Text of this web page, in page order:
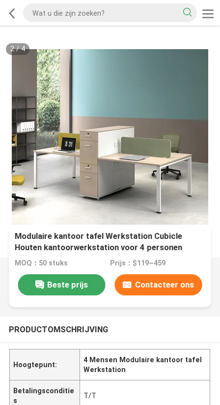
2/4
Modulaire kantoor tafel Werkstation Cubicle
Houten kantoorwerkstation voor 4 personen
MOQ：50 stuks Prijs：$119~459
Beste prijs Contacteer ons
PRODUCTOMSCHRIJVING
Hoogtepunt:
4 Mensen Modulaire kantoor tafel
Werkstation
Betalingsconditie
s
T/T